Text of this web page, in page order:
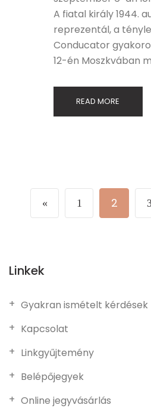
A fiatal király 1944.
reprezentál, a
Conducator
12-én Moszkvában
READ MORE
« 1 2
Linkek
Gyakran ismételt kérdések
Kapcsolat
Linkgyűjtemény
Belépőjegyek
Online jegyvásárlás